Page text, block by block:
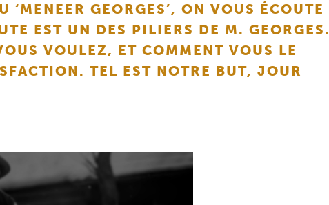
‘MENEER GEORGES’, ON VOUS ÉCOUTE
EST UN DES PILIERS DE M. GEORGES.
VOULEZ, ET COMMENT VOUS LE
TEL EST NOTRE BUT, JOUR